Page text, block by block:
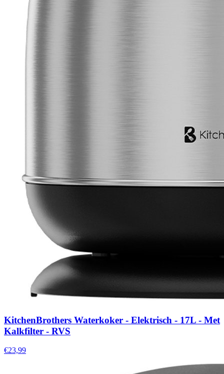
KitchenBrothers Waterkoker - Elektrisch - 17L - Met
Kalkfilter - RVS
€23,99